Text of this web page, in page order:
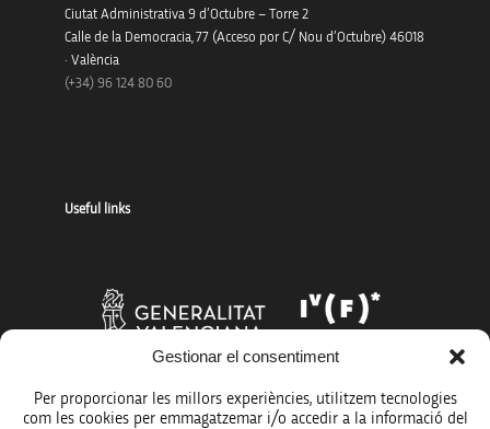
Gestionar el consentiment
Per proporcionar les millors experiències, utilitzem tecnologies
com les cookies per emmagatzemar i/o accedir a la informació del
Ciutat Administrativa 9 d’Octubre – Torre 2
Calle de la Democracia, 77 (Acceso por C/ Nou d’Octubre) 46018
· València
(+34) 96 124 80 60
Useful links